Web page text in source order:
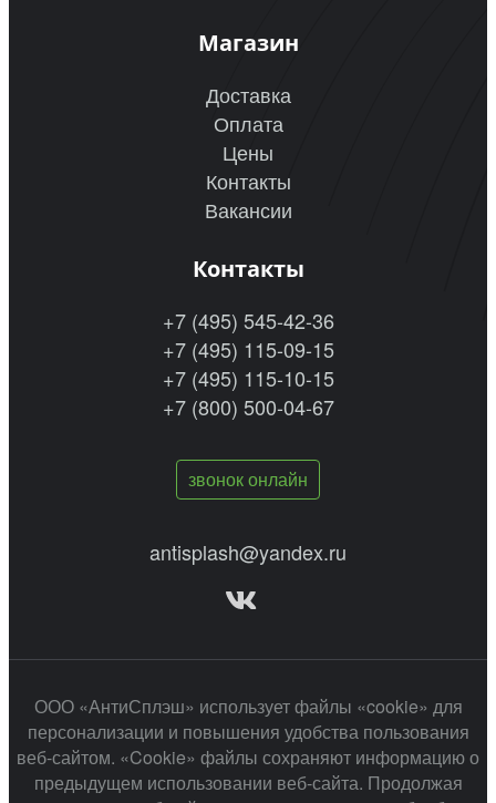
Магазин
Доставка
Оплата
Цены
Контакты
Вакансии
Контакты
+7 (495) 545-42-36
+7 (495) 115-09-15
+7 (495) 115-10-15
+7 (800) 500-04-67
звонок онлайн
antisplash@yandex.ru
ООО «АнтиСплэш» использует файлы «cookie» для
персонализации и повышения удобства пользования
веб-сайтом. «Cookie» файлы сохраняют информацию о
предыдущем использовании веб-сайта. Продолжая